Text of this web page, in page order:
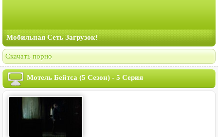
Мобильная Сеть Загрузок!
Скачать порно
Мотель Бейтса (5 Сезон) - 5 Серия